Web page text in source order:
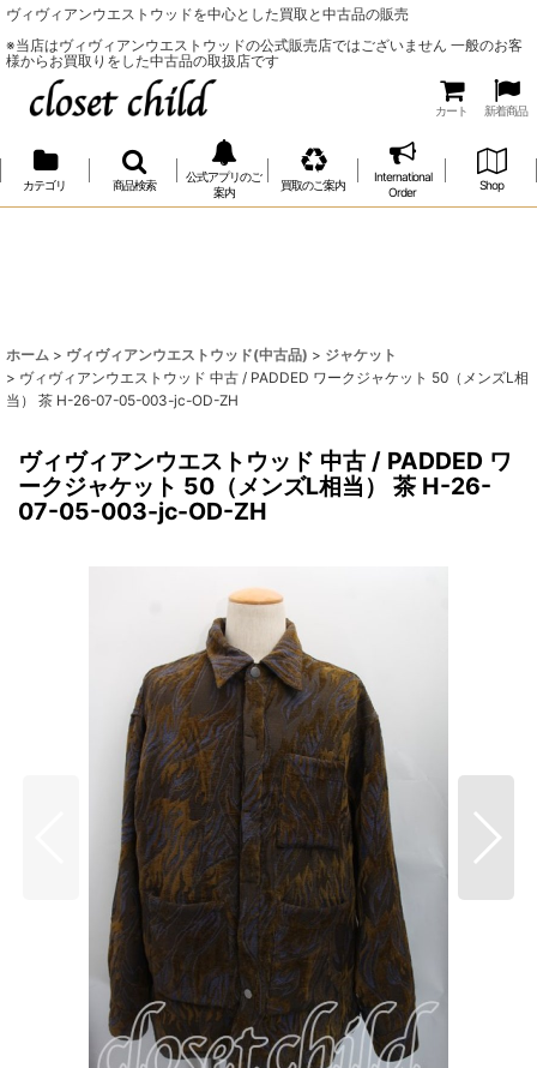
ヴィヴィアンウエストウッドを中心とした買取と中古品の販売
※当店はヴィヴィアンウエストウッドの公式販売店ではございません 一般のお客
様からお買取りをした中古品の取扱店です
カート 新着商品
カテゴリ 商品検索
公式アプリのご
案内
買取のご案内
International
Order
Shop
ホーム > ヴィヴィアンウエストウッド(中古品) > ジャケット
> ヴィヴィアンウエストウッド 中古 / PADDED ワークジャケット 50（メンズL相
当） 茶 H-26-07-05-003-jc-OD-ZH
ヴィヴィアンウエストウッド 中古 / PADDED ワ
ークジャケット 50（メンズL相当） 茶 H-26-
07-05-003-jc-OD-ZH